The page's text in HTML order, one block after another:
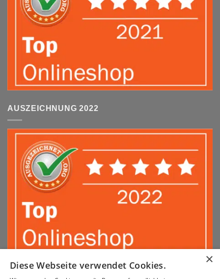
AUSZEICHNUNG 2022
×
Diese Webseite verwendet Cookies.